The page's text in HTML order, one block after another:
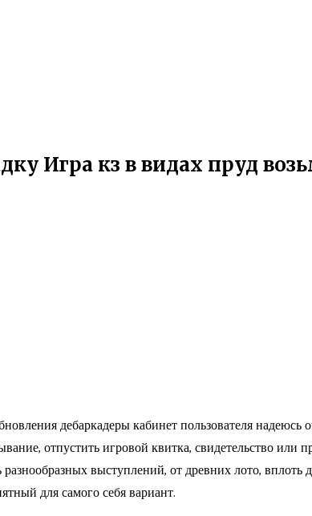
Игра кз в видах пруд
дебаркадеры кабинет пользователя надеюсь
отпустить игровой квитка, свидетельство или
выступлений, от древних лото,
для самого себя вариант.